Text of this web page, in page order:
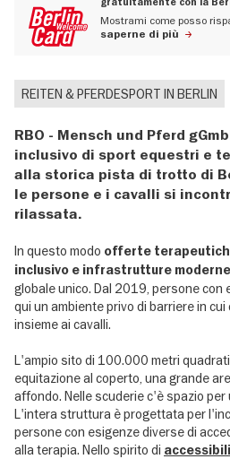
gratuitamente con la
Mostrami come posso
saperne di più
REITEN & PFERDESPORT IN BERLIN
RBO - Mensch und Pferd
inclusivo di sport equestri e
alla storica pista di trotto di
le persone e i cavalli si
rilassata.
In questo modo offerte
inclusivo e infrastrutture moderne
globale unico. Dal 2019, persone con
qui un ambiente privo di barriere in
insieme ai cavalli.
L'ampio sito di 100.000 metri
equitazione al coperto, una grande
affondo. Nelle scuderie c'è spazio per
L'intera struttura è progettata per
persone con esigenze diverse di
alla terapia. Nello spirito di